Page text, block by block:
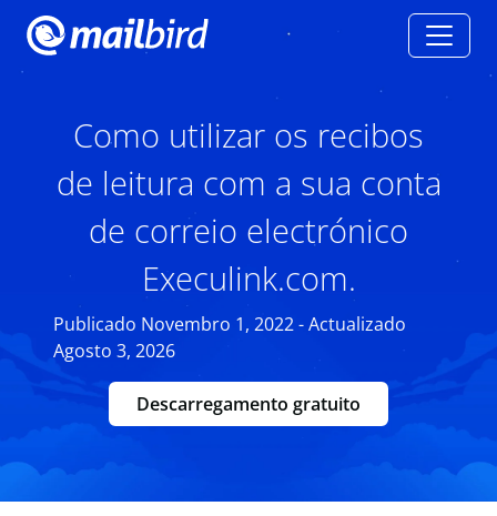
Como utilizar os recibos
de leitura com a sua conta
de correio electrónico
Execulink.com.
Publicado Novembro 1, 2022 - Actualizado
Agosto 3, 2026
Descarregamento gratuito